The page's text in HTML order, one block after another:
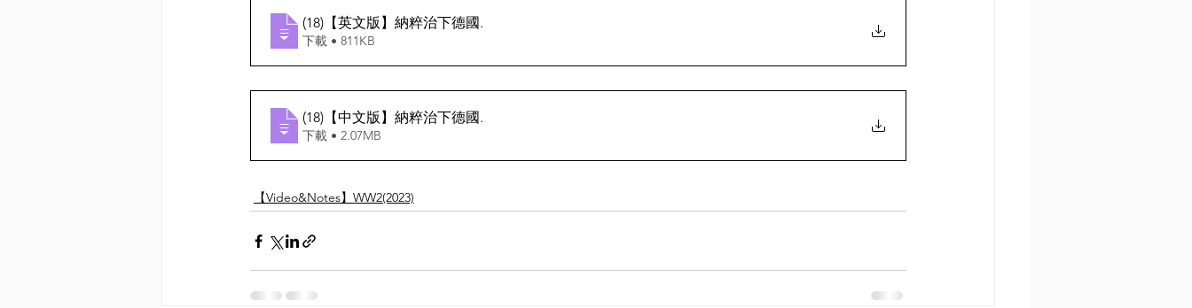
(18)【英文版】納粹治下德國.
下載 • 811KB
(18)【中文版】納粹治下德國.
下載 • 2.07MB
【Video&Notes】WW2(2023)